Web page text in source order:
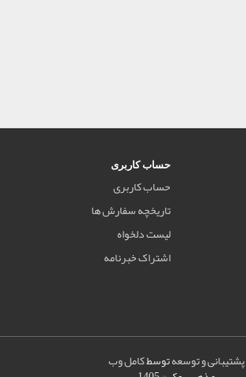
حساب کاربری
حساب کاربری
تاریخچه سفارش ها
لیست دلخواه
اشتراک خبرنامه
پشتیبانی و توسعهتوسطکامل وب